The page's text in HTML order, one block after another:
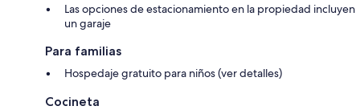
Las opciones de estacionamiento en la propiedad incluyen
un garaje
Para familias
Hospedaje gratuito para niños (ver detalles)
Cocineta